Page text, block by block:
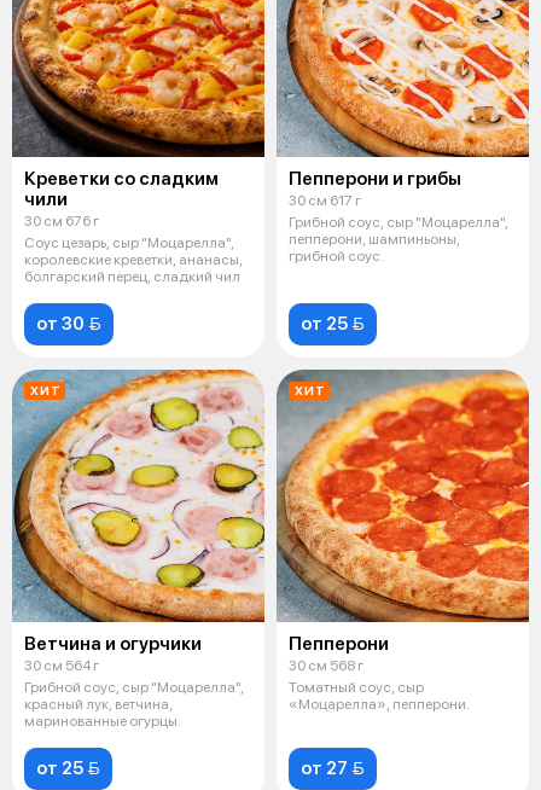
Креветки со сладким
чили
30 см 676 г
Соус цезарь, сыр "Моцарелла",
королевские креветки, ананасы,
болгарский перец, сладкий чил
от 30 
Пепперони и грибы
30 см 617 г
Грибной соус, сыр "Моцарелла",
пепперони, шампиньоны,
грибной соус.
от 25 
ХИТ
Ветчина и огурчики
30 см 564 г
Грибной соус, сыр "Моцарелла",
красный лук, ветчина,
маринованные огурцы.
от 25 
ХИТ
Пепперони
30 см 568 г
Томатный соус, сыр
«Моцарелла», пепперони.
от 27 